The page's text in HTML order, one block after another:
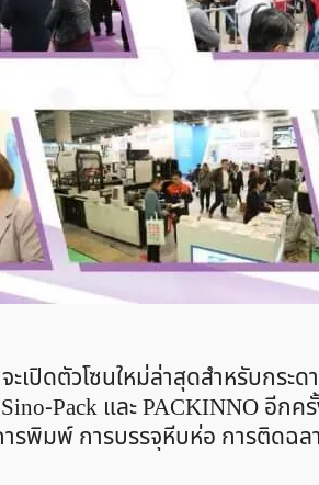
ะเปิดตัวโซนใหม่ล่าสุดสำหรับกระ
Pack และ PACKINNO อีก
ารพิมพ์ การบรรจุหีบห่อ การติดฉ